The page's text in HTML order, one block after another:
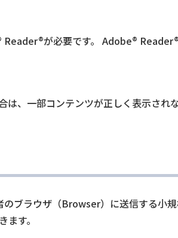
が必要です。 Adobe®
、一部コンテンツが正しく表示されな
ブラウザ（Browser）に送信する小
す。